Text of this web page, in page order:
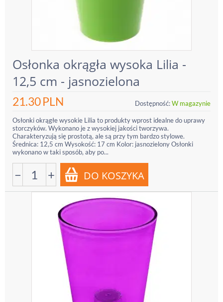
Osłonka okrągła wysoka Lilia -
12,5 cm - jasnozielona
21.30PLN Dostępność:W magazynie
Osłonki okrągłe wysokie Lilia to produkty wprost idealne do uprawy
storczyków. Wykonano je z wysokiej jakości tworzywa.
Charakteryzują się prostotą, ale są przy tym bardzo stylowe.
Średnica: 12,5 cm Wysokość: 17 cm Kolor: jasnozielony Osłonki
wykonano w taki sposób, aby po...
− +